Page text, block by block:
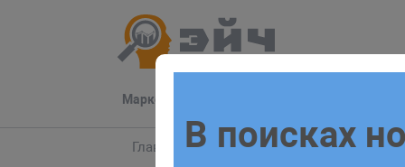
Маркетинг
Главная Блог Laravel Валидация
Заполните
В поисках